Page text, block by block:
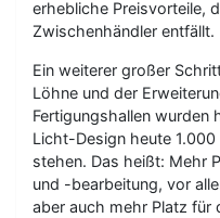
erhebliche Preisvorteile,
Zwischenhändler entfällt.
Ein weiterer großer
Löhne und der
Fertigungshallen wurden
Licht-Design heute 1.000
stehen. Das heißt: Mehr
und -bearbeitung, vor
aber auch mehr Platz für